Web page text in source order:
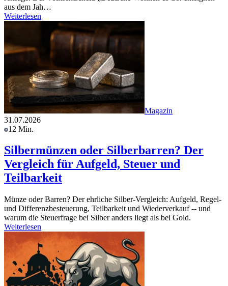
aus dem Jah…
Weiterlesen
Magazin
31.07.2026
12 Min.
Silbermünzen oder Silberbarren? Der
Vergleich für Aufgeld, Steuer und
Teilbarkeit
Münze oder Barren? Der ehrliche Silber-Vergleich: Aufgeld, Regel-
und Differenzbesteuerung, Teilbarkeit und Wiederverkauf -- und
warum die Steuerfrage bei Silber anders liegt als bei Gold.
Weiterlesen